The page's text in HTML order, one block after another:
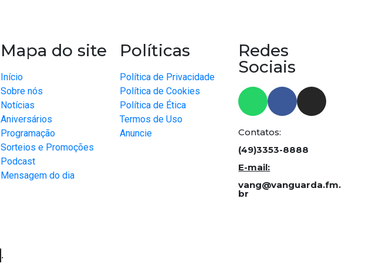
Mapa do site
Início
Sobre nós
Notícias
Aniversários
Programação
Sorteios e Promoções
Podcast
Mensagem do dia
Políticas
Política de Privacidade
Política de Cookies
Política de Ética
Termos de Uso
Anuncie
Redes
Sociais
Contatos:
(49)3353-8888
E-mail:
vang@vanguarda.fm.
br
.